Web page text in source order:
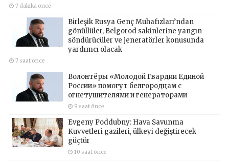
7 dakika önce
Birleşik Rusya Genç Muhafızları’ndan
gönüllüler, Belgorod sakinlerine yangın
söndürücüler ve jeneratörler konusunda
yardımcı olacak
7 saat önce
Волонтёры «Молодой Гвардии Единой
России» помогут белгородцам с
огнетушителями и генераторами
9 saat önce
Evgeny Poddubny: Hava Savunma
Kuvvetleri gazileri, ülkeyi değiştirecek
güçtür
10 saat önce